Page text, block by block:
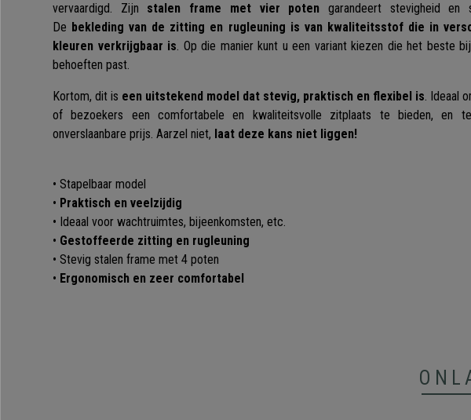
vervaardigd. Zijn stalen frame met vier poten garandeert stevigheid en
De bekleding van de zitting en rugleuning is van kwaliteitsstof die in
kleuren verkrijgbaar is. Op die manier kunt u een variant kiezen die het beste
behoeften past.
Kortom, dit is een uitstekend model dat stevig, praktisch en flexibel is. Ideaal
of bezoekers een comfortabele en kwaliteitsvolle zitplaats te bieden, en
onverslaanbare prijs. Aarzel niet, laat deze kans niet liggen!
• Stapelbaar model
• Praktisch en veelzijdig
• Ideaal voor wachtruimtes, bijeenkomsten, etc.
• Gestoffeerde zitting en rugleuning
• Stevig stalen frame met 4 poten
• Ergonomisch en zeer comfortabel